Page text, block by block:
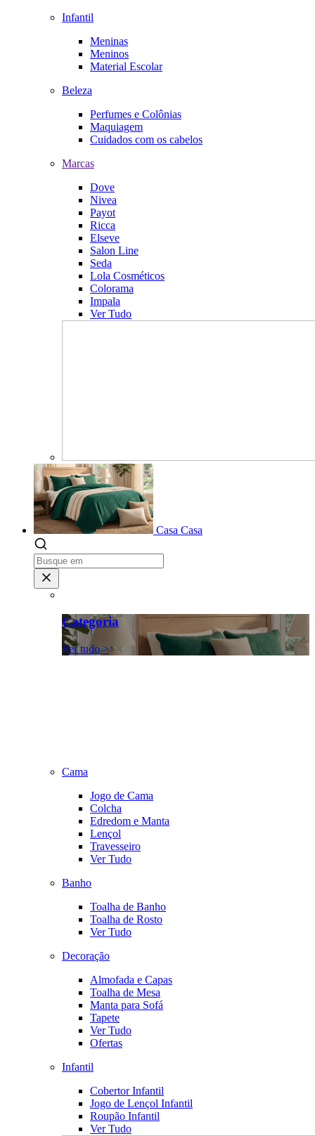
Infantil
Meninas
Meninos
Material Escolar
Beleza
Perfumes e Colônias
Maquiagem
Cuidados com os cabelos
Marcas
Dove
Nivea
Payot
Ricca
Elseve
Salon Line
Seda
Lola Cosméticos
Colorama
Impala
Ver Tudo
Casa Casa
Categoria
Ver tudo >
Cama
Jogo de Cama
Colcha
Edredom e Manta
Lençol
Travesseiro
Ver Tudo
Banho
Toalha de Banho
Toalha de Rosto
Ver Tudo
Decoração
Almofada e Capas
Toalha de Mesa
Manta para Sofá
Tapete
Ver Tudo
Ofertas
Infantil
Cobertor Infantil
Jogo de Lençol Infantil
Roupão Infantil
Ver Tudo